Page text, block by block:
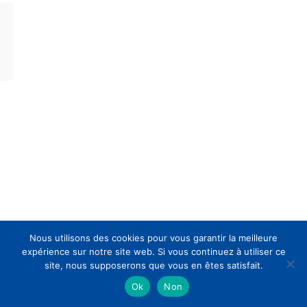
Nous utilisons des cookies pour vous garantir la meilleure
expérience sur notre site web. Si vous continuez à utiliser ce
site, nous supposerons que vous en êtes satisfait.
Ok
Non